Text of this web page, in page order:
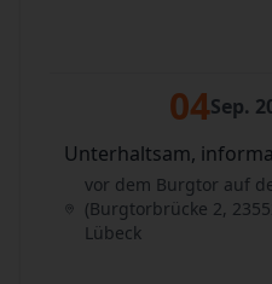
04Sep.
Unterhaltsam,
vor dem Burgtor auf
(Burgtorbrücke 2,
Lübeck